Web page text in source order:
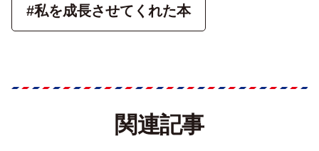
#私を成長させてくれた本
関連記事